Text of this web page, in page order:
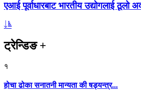
एआई पूर्वाधारबाट भारतीय उद्योगलाई ठूलो
ट्रेन्डिङ+
१
होचा ढोका सनातनी मान्यता की षड्यन्त्र...